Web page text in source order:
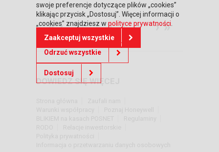
«‹ 1 2 3 4 5 ›»
DOWIEDZ SIĘ WIĘCEJ
swoje preferencje dotyczące plików „cookies”
klikając przycisk „Dostosuj”. Więcej informacji o
„cookies” znajdziesz w polityce prywatności
Zaakceptuj wszystkie
Odrzuć wszystkie
Dostosuj